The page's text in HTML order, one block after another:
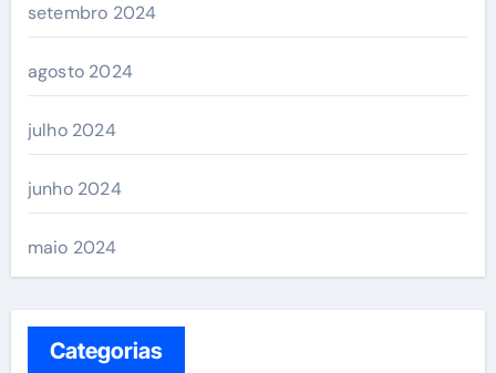
setembro 2024
agosto 2024
julho 2024
junho 2024
maio 2024
Categorias